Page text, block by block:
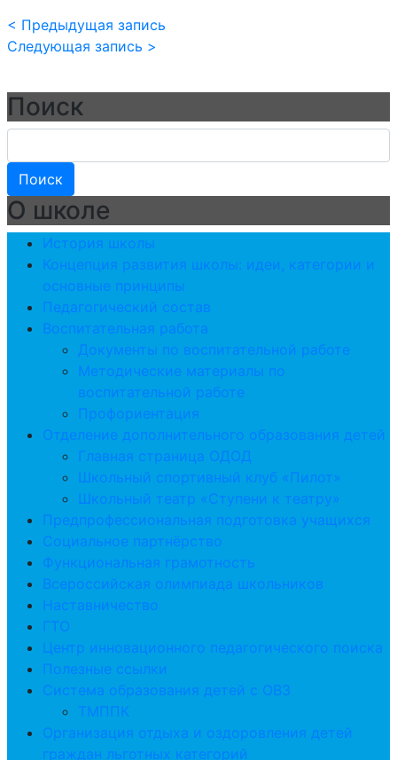
< Предыдущая запись
Следующая запись >
Поиск
О школе
История школы
Концепция развития школы: идеи, категории и
основные принципы
Педагогический состав
Воспитательная работа
Документы по воспитательной работе
Методические материалы по
воспитательной работе
Профориентация
Отделение дополнительного образования детей
Главная страница ОДОД
Школьный спортивный клуб «Пилот»
Школьный театр «Ступени к театру»
Предпрофессиональная подготовка учащихся
Социальное партнёрство
Функциональная грамотность
Всероссийская олимпиада школьников
Наставничество
ГТО
Центр инновационного педагогического поиска
Полезные ссылки
Система образования детей с ОВЗ
ТМППК
Организация отдыха и оздоровления детей
граждан льготных категорий